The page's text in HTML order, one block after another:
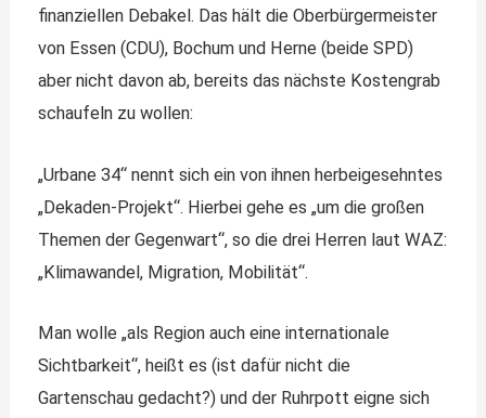
finanziellen Debakel. Das hält die Oberbürgermeister
von Essen (CDU), Bochum und Herne (beide SPD)
aber nicht davon ab, bereits das nächste Kostengrab
schaufeln zu wollen:
„Urbane 34“ nennt sich ein von ihnen herbeigesehntes
„Dekaden-Projekt“. Hierbei gehe es „um die großen
Themen der Gegenwart“, so die drei Herren laut WAZ:
„Klimawandel, Migration, Mobilität“.
Man wolle „als Region auch eine internationale
Sichtbarkeit“, heißt es (ist dafür nicht die
Gartenschau gedacht?) und der Ruhrpott eigne sich